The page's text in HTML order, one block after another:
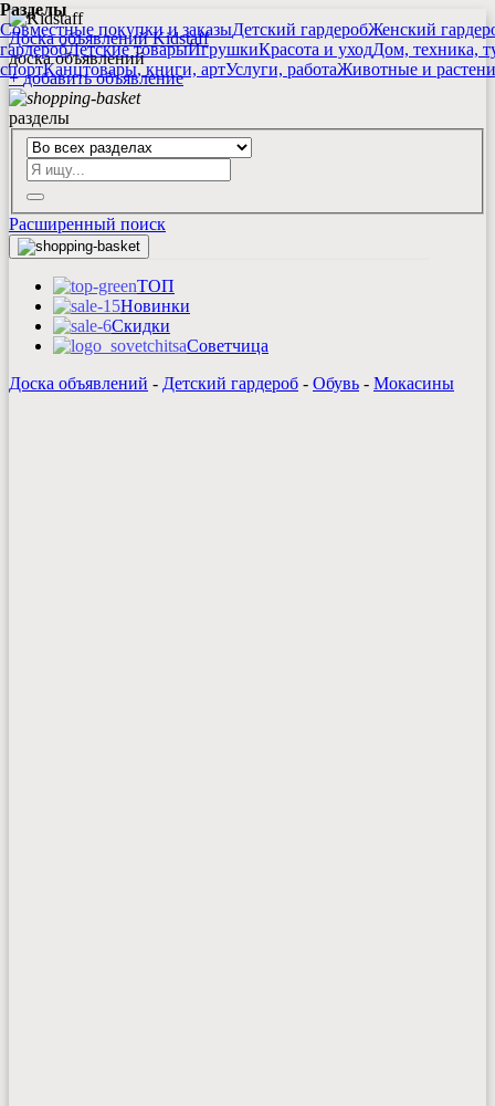
Разделы
Совместные покупки и заказыДетский гардеробЖенский
гардеробДетские товарыИгрушкиКрасота и уходДом, техника,
спортКанцтовары, книги, артУслуги, работаЖивотные и
Доска объявлений Kidstaff
доска объявлений
+добавитьобъявление
разделы
Расширенный поиск
ТОП
Новинки
Скидки
Советчица
Доска объявлений - Детский гардероб - Обувь - Мокасины